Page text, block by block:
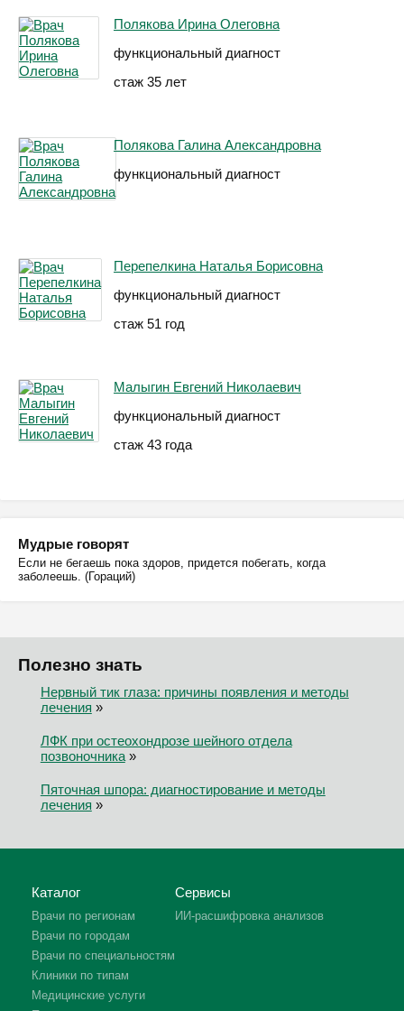
Полякова Ирина Олеговна
функциональный диагност
стаж 35 лет
Полякова Галина Александровна
функциональный диагност
Перепелкина Наталья Борисовна
функциональный диагност
стаж 51 год
Малыгин Евгений Николаевич
функциональный диагност
стаж 43 года
Мудрые говорят
Если не бегаешь пока здоров, придется побегать, когда
заболеешь. (Гораций)
Полезно знать
Нервный тик глаза: причины появления и методы
лечения »
ЛФК при остеохондрозе шейного отдела
позвоночника»
Пяточная шпора: диагностирование и методы
лечения »
Каталог
Врачи по регионам
Врачи по городам
Врачи по специальностям
Клиники по типам
Медицинские услуги
Сервисы
ИИ-расшифровка анализов